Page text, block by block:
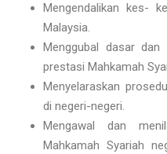
Mengendalikan kes-
Malaysia.
Menggubal dasar dan
prestasi Mahkamah
Menyelaraskan
di negeri-negeri.
Mengawal dan
Mahkamah Syariah